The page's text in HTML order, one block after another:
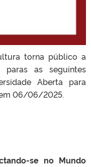
torna público a
paras as seguintes
Aberta para
06/06/2025.
se no Mundo